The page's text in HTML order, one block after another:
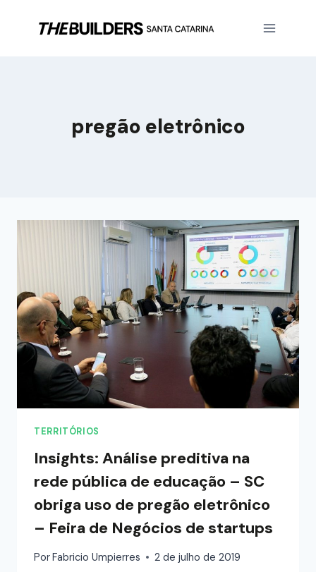
pregão eletrônico
TERRITÓRIOS
Insights: Análise preditiva na
rede pública de educação – SC
obriga uso de pregão eletrônico
– Feira de Negócios de startups
PorFabricio Umpierres 2 de julho de 2019